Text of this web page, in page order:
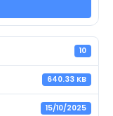
10
640.33 KB
15/10/2025